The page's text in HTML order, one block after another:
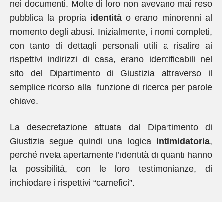
nei documenti. Molte di loro non avevano mai reso
pubblica la propria identitào erano minorenni al
momento degli abusi. Inizialmente, i nomi completi,
con tanto di dettagli personali utili a risalire ai
rispettivi indirizzi di casa, erano identificabili nel
sito del Dipartimento di Giustizia attraverso il
semplice ricorso alla funzione di ricerca per parole
chiave.
La desecretazione attuata dal Dipartimento di
Giustizia segue quindi una logica intimidatoria,
perché rivela apertamente l’identità di quanti hanno
la possibilità, con le loro testimonianze, di
inchiodare i rispettivi “carnefici”.